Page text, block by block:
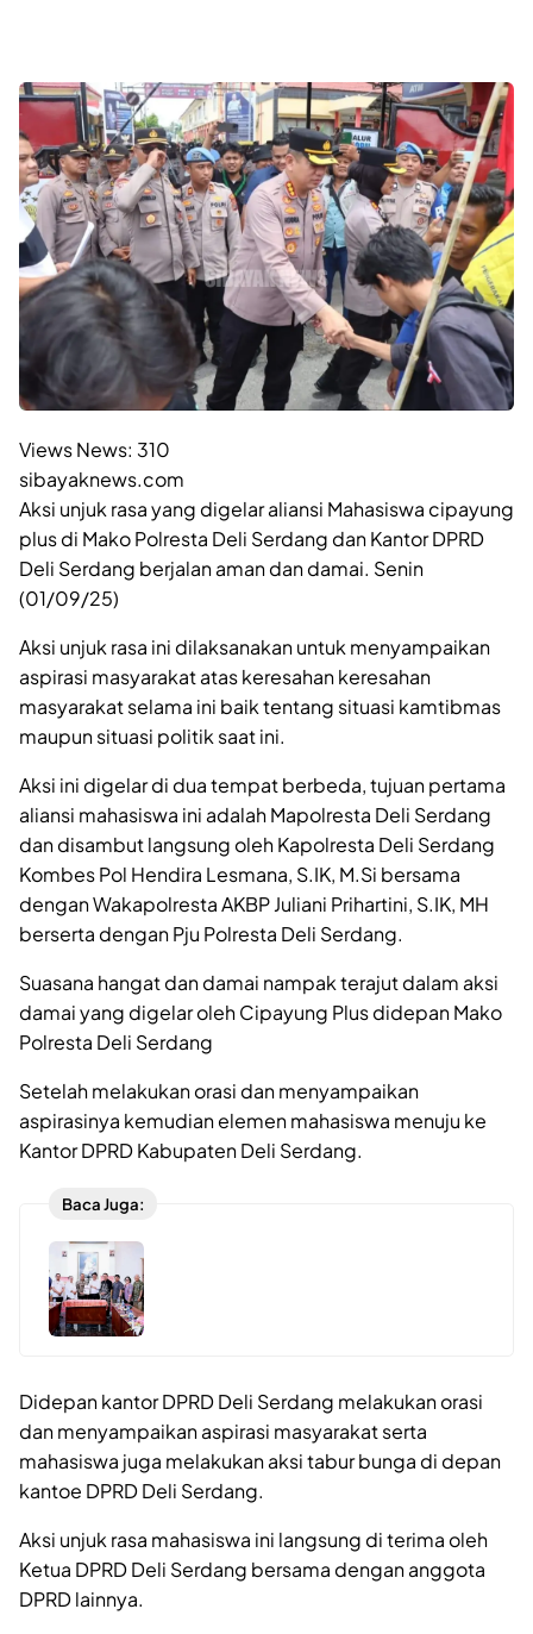
Views News: 310
sibayaknews.com
Aksi unjuk rasa yang digelar aliansi Mahasiswa cipayung
plus di Mako Polresta Deli Serdang dan Kantor DPRD
Deli Serdang berjalan aman dan damai. Senin
(01/09/25)
Aksi unjuk rasa ini dilaksanakan untuk menyampaikan
aspirasi masyarakat atas keresahan keresahan
masyarakat selama ini baik tentang situasi kamtibmas
maupun situasi politik saat ini.
Aksi ini digelar di dua tempat berbeda, tujuan pertama
aliansi mahasiswa ini adalah Mapolresta Deli Serdang
dan disambut langsung oleh Kapolresta Deli Serdang
Kombes Pol Hendira Lesmana, S.IK, M.Si bersama
dengan Wakapolresta AKBP Juliani Prihartini, S.IK, MH
berserta dengan Pju Polresta Deli Serdang.
Suasana hangat dan damai nampak terajut dalam aksi
damai yang digelar oleh Cipayung Plus didepan Mako
Polresta Deli Serdang
Setelah melakukan orasi dan menyampaikan
aspirasinya kemudian elemen mahasiswa menuju ke
Kantor DPRD Kabupaten Deli Serdang.
Baca Juga:
Didepan kantor DPRD Deli Serdang melakukan orasi
dan menyampaikan aspirasi masyarakat serta
mahasiswa juga melakukan aksi tabur bunga di depan
kantoe DPRD Deli Serdang.
Aksi unjuk rasa mahasiswa ini langsung di terima oleh
Ketua DPRD Deli Serdang bersama dengan anggota
DPRD lainnya.